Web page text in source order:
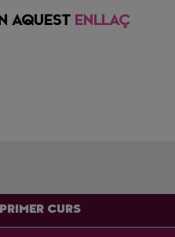
AQUEST ENLLAÇ
PRIMER CURS